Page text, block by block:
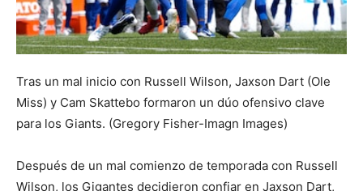
Tras un mal inicio con Russell Wilson, Jaxson Dart (Ole
Miss) y Cam Skattebo formaron un dúo ofensivo clave
para los Giants. (Gregory Fisher-Imagn Images)
Después de un mal comienzo de temporada con Russell
Wilson, los Gigantes decidieron confiar en Jaxson Dart,